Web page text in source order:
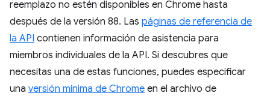
reemplazo no estén disponibles en Chrome hasta
después de la versión 88. Las páginas de referencia de
la API contienen información de asistencia para
miembros individuales de la API. Si descubres que
necesitas una de estas funciones, puedes especificar
una versión mínima de Chrome en el archivo de